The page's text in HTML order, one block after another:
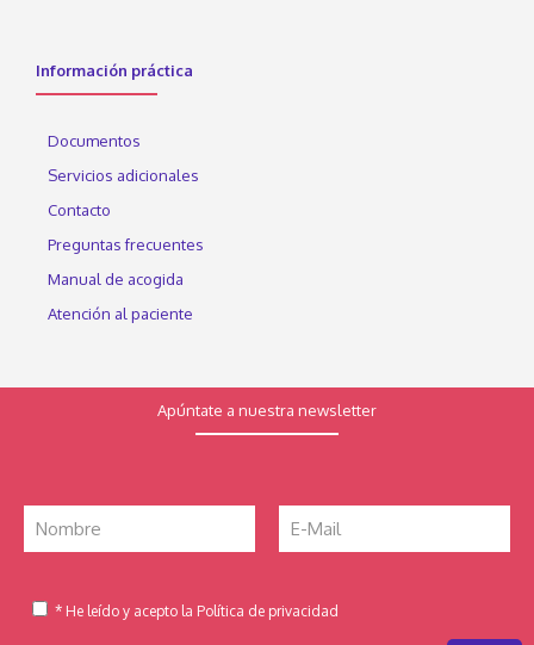
Información práctica
Documentos
Servicios adicionales
Contacto
Preguntas frecuentes
Manual de acogida
Atención al paciente
Apúntate a nuestra newsletter
* He leído y acepto la Política de privacidad